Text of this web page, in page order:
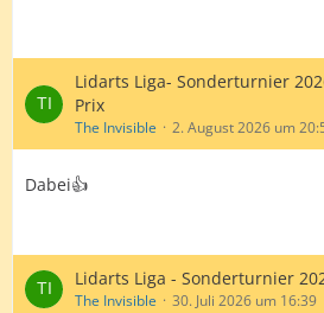
Lidarts Liga- Sonderturnier
Prix
The Invisible 2. August 2026 um
Dabei👍
Lidarts Liga - Sonderturnier
The Invisible 30. Juli 2026 um 16:39